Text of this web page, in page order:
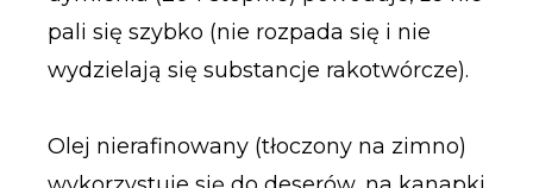
pali się szybko (nie rozpada się i nie
wydzielają się substancje rakotwórcze).
Olej nierafinowany (tłoczony na zimno)